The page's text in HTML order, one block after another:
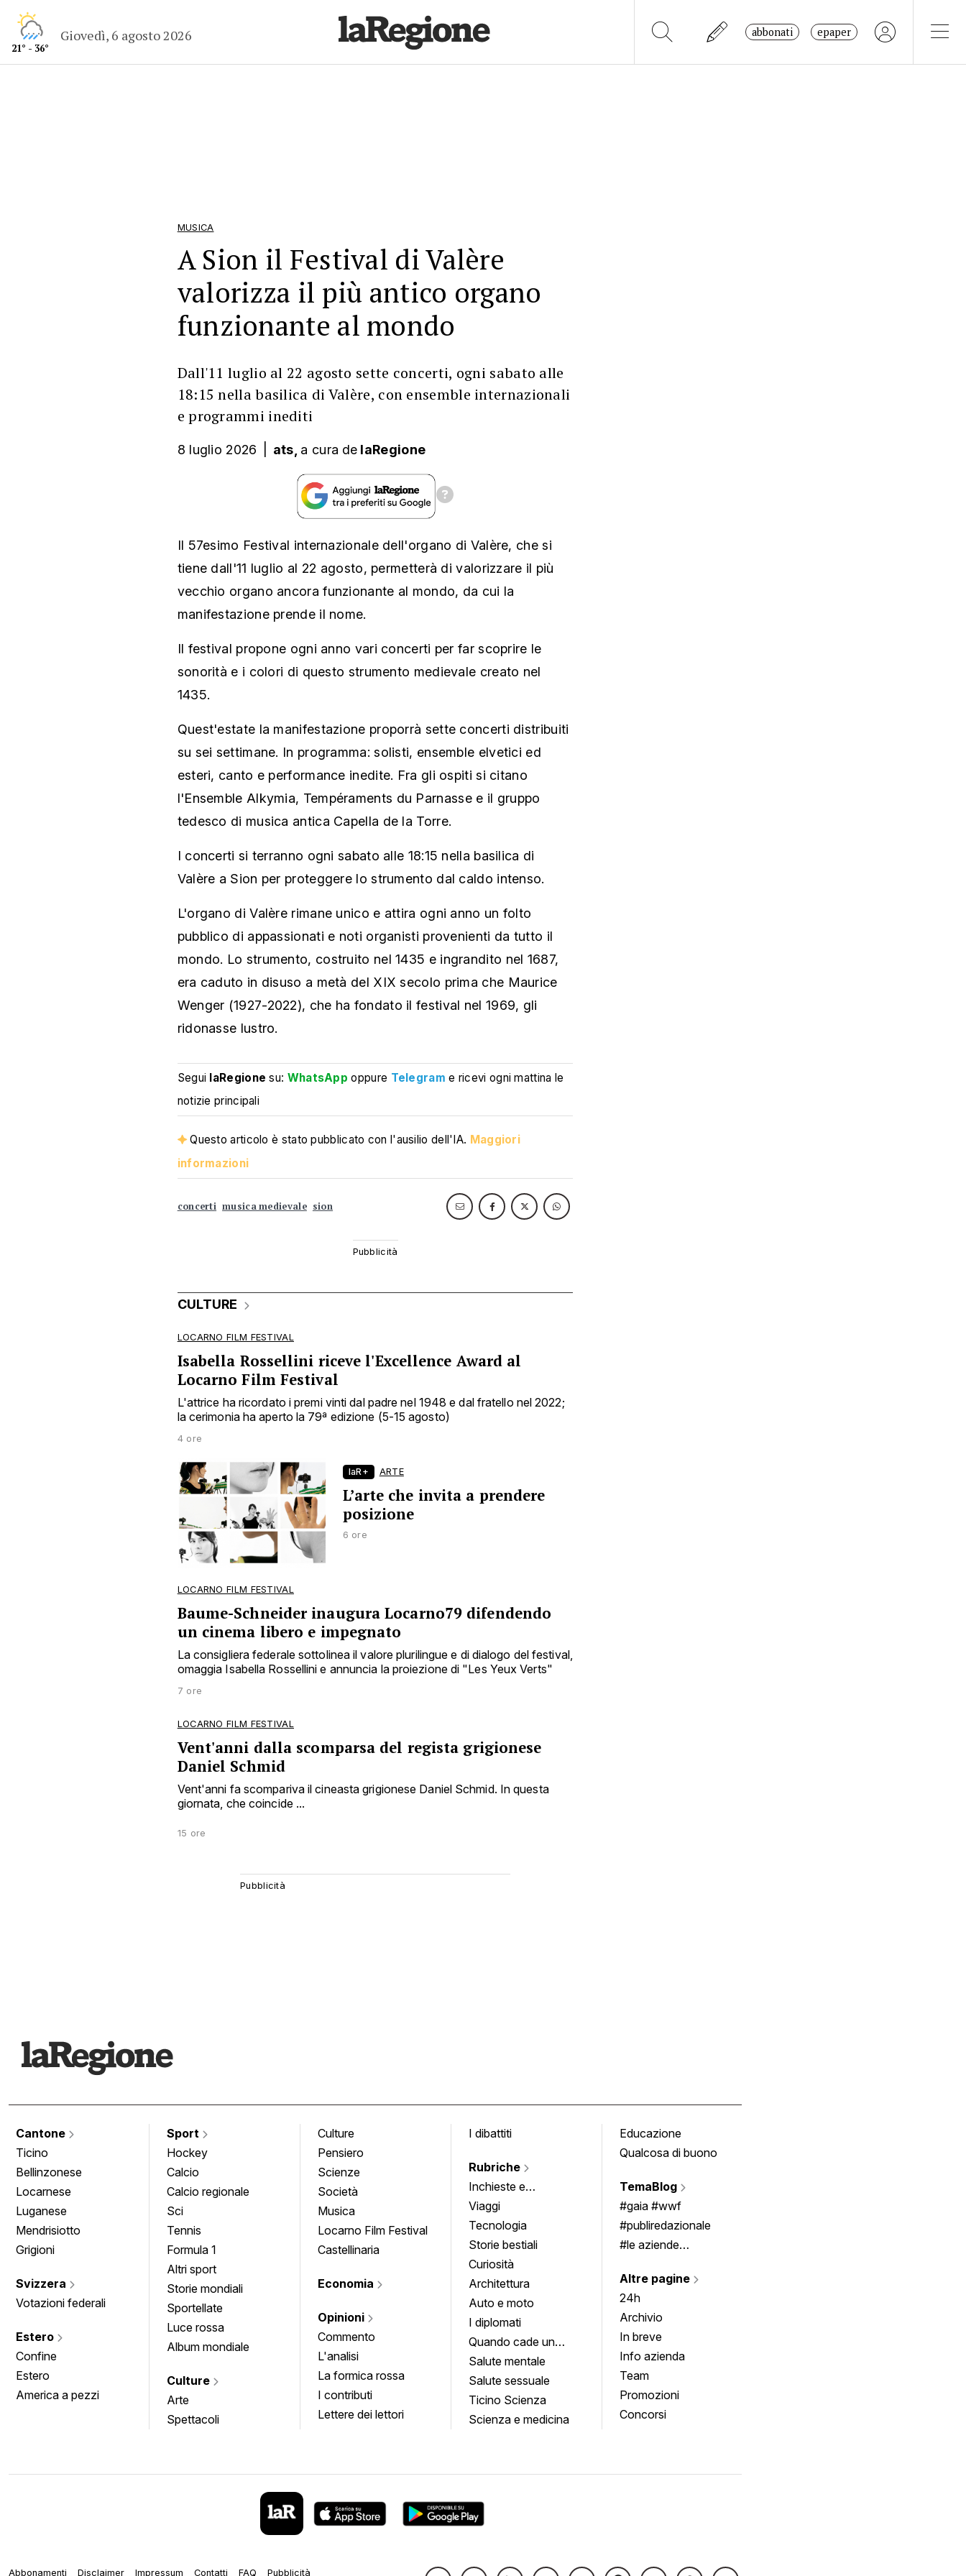
21° - 36°
Giovedì, 6 agosto 2026 abbonati epaper
MUSICA
A Sion il Festival di Valère
valorizza il più antico organo
funzionante al mondo
Dall'11 luglio al 22 agosto sette concerti, ogni sabato alle
18:15 nella basilica di Valère, con ensemble internazionali
e programmi inediti
8 luglio 2026 ats, a cura de laRegione
Il 57esimo Festival internazionale dell'organo di Valère, che si
tiene dall'11 luglio al 22 agosto, permetterà di valorizzare il più
vecchio organo ancora funzionante al mondo, da cui la
manifestazione prende il nome.
Il festival propone ogni anno vari concerti per far scoprire le
sonorità e i colori di questo strumento medievale creato nel
1435.
Quest'estate la manifestazione proporrà sette concerti distribuiti
su sei settimane. In programma: solisti, ensemble elvetici ed
esteri, canto e performance inedite. Fra gli ospiti si citano
l'Ensemble Alkymia, Tempéraments du Parnasse e il gruppo
tedesco di musica antica Capella de la Torre.
I concerti si terranno ogni sabato alle 18:15 nella basilica di
Valère a Sion per proteggere lo strumento dal caldo intenso.
L'organo di Valère rimane unico e attira ogni anno un folto
pubblico di appassionati e noti organisti provenienti da tutto il
mondo. Lo strumento, costruito nel 1435 e ingrandito nel 1687,
era caduto in disuso a metà del XIX secolo prima che Maurice
Wenger (1927-2022), che ha fondato il festival nel 1969, gli
ridonasse lustro.
Segui laRegione su: WhatsApp oppure Telegram e ricevi ogni mattina le
notizie principali
Questo articolo è stato pubblicato con l'ausilio dell'IA. Maggiori
informazioni
concerti musica medievale sion
CULTURE
LOCARNO FILM FESTIVAL
Isabella Rossellini riceve l'Excellence Award al
Locarno Film Festival
L'attrice ha ricordato i premi vinti dal padre nel 1948 e dal fratello nel 2022;
la cerimonia ha aperto la 79ª edizione (5-15 agosto)
4 ore
laR+ ARTE
L’arte che invita a prendere
posizione
6 ore
LOCARNO FILM FESTIVAL
Baume-Schneider inaugura Locarno79 difendendo
un cinema libero e impegnato
La consigliera federale sottolinea il valore plurilingue e di dialogo del festival,
omaggia Isabella Rossellini e annuncia la proiezione di "Les Yeux Verts"
7 ore
LOCARNO FILM FESTIVAL
Vent'anni dalla scomparsa del regista grigionese
Daniel Schmid
Vent'anni fa scompariva il cineasta grigionese Daniel Schmid. In questa
giornata, che coincide ...
15 ore
Cantone
Ticino
Bellinzonese
Locarnese
Luganese
Mendrisiotto
Grigioni
Svizzera
Votazioni federali
Estero
Confine
Estero
America a pezzi
Sport
Hockey
Calcio
Calcio regionale
Sci
Tennis
Formula 1
Altri sport
Storie mondiali
Sportellate
Luce rossa
Album mondiale
Culture
Arte
Spettacoli
Culture
Pensiero
Scienze
Società
Musica
Locarno Film Festival
Castellinaria
Economia
Opinioni
Commento
L'analisi
La formica rossa
I contributi
Lettere dei lettori
I dibattiti
Rubriche
Inchieste e
approfondimenti
Viaggi
Tecnologia
Storie bestiali
Curiosità
Architettura
Auto e moto
I diplomati
Quando cade un
quadro
Salute mentale
Salute sessuale
Ticino Scienza
Scienza e medicina
Educazione
Qualcosa di buono
TemaBlog
#gaia #wwf
#publiredazionale
#le aziende
Altre pagine
24h
Archivio
In breve
Info azienda
Team
Promozioni
Concorsi
Abbonamenti Disclaimer Impressum Contatti FAQ Pubblicità